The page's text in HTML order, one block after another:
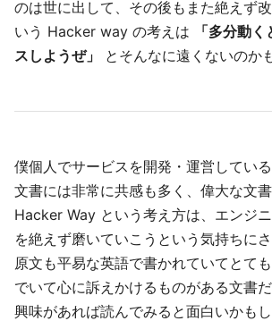
のは世に出して、その後もまた絶えず
いう Hacker way の考えは
「多分動
スしようぜ」
とそんなに遠くないのか
僕個人でサービスを開発・運営してい
文書には非常に共感も多く、偉大な文書
Hacker Way という考え方は、エンジ
を絶えず磨いていこうという気持ちにさ
原文も平易な英語で書かれていてとて
でいて心に訴えかけるものがある文書
興味があれば読んでみると面白いかも